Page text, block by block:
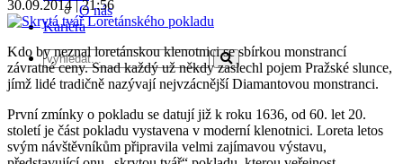
O nás
Kariéra
30.09.2014 | 21:56
Kdo by neznal loretánskou klenotnici se sbírkou monstrancí
závratné ceny. Snad každý už někdy zaslechl pojem Pražské slunce,
jímž lidé tradičně nazývají nejvzácnější Diamantovou monstranci.
První zmínky o pokladu se datují již k roku 1636, od 60. let 20.
století je část pokladu vystavena v moderní klenotnici. Loreta letos
svým návštěvníkům připravila velmi zajímavou výstavu,